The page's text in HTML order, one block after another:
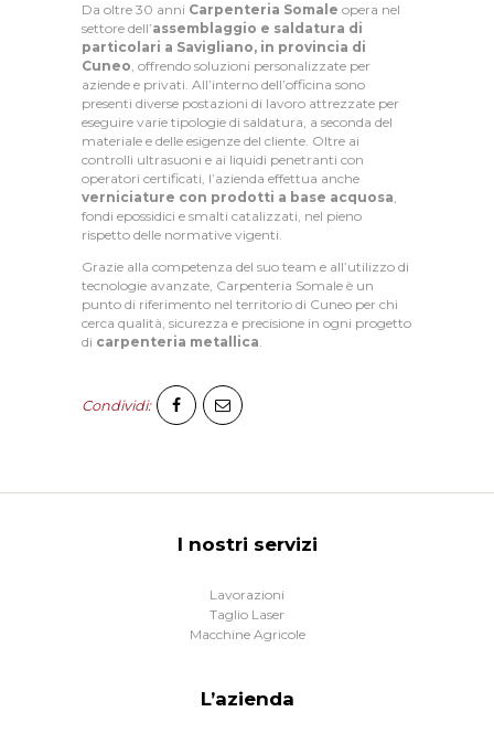
Da oltre 30 anni Carpenteria Somale opera nel
settore dell’assemblaggio e saldatura di
particolari a Savigliano, in provincia di
Cuneo, offrendo soluzioni personalizzate per
aziende e privati. All’interno dell’officina sono
presenti diverse postazioni di lavoro attrezzate per
eseguire varie tipologie di saldatura, a seconda del
materiale e delle esigenze del cliente. Oltre ai
controlli ultrasuoni e ai liquidi penetranti con
operatori certificati, l’azienda effettua anche
verniciature con prodotti a base acquosa,
fondi epossidici e smalti catalizzati, nel pieno
rispetto delle normative vigenti.
Grazie alla competenza del suo team e all’utilizzo di
tecnologie avanzate, Carpenteria Somale è un
punto di riferimento nel territorio di Cuneo per chi
cerca qualità, sicurezza e precisione in ogni progetto
di carpenteria metallica.
Condividi:
I nostri servizi
Lavorazioni
Taglio Laser
Macchine Agricole
L’azienda